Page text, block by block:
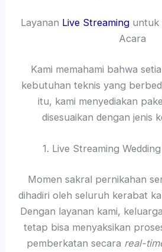
Layanan Live Streaming untuk
Acara
Kami memahami bahwa
kebutuhan teknis yang
itu, kami menyediakan
disesuaikan dengan jenis
1. Live Streaming
Momen sakral pernikahan
dihadiri oleh seluruh kerabat
Dengan layanan kami,
tetap bisa menyaksikan
pemberkatan secara real-